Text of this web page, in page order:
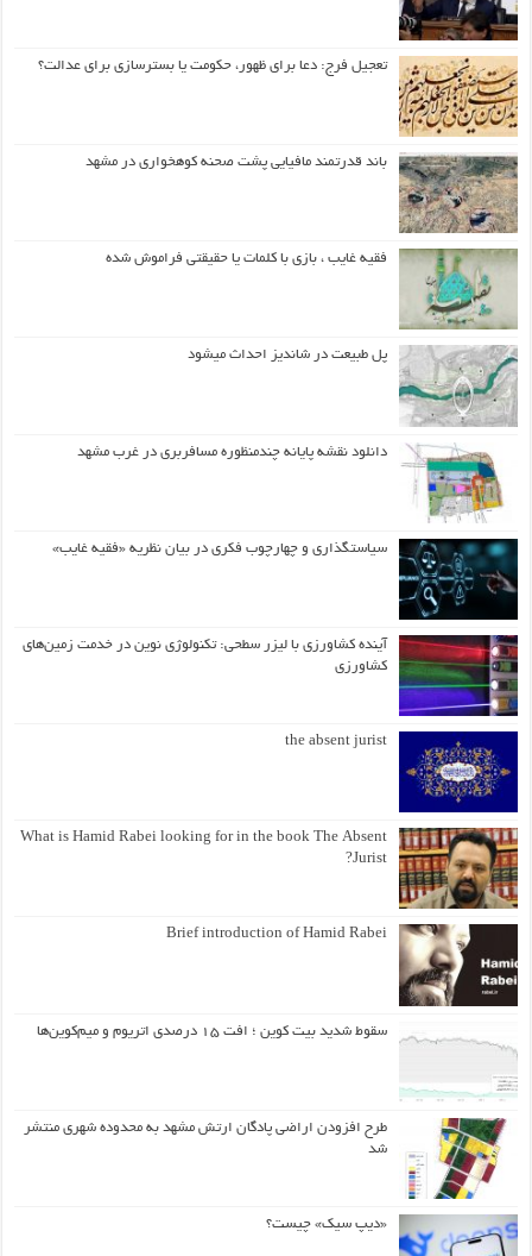
تعجیل فرج: دعا برای ظهور، حکومت یا بسترسازی برای عدالت؟
باند قدرتمند مافیایی پشت صحنه کوهخواری در مشهد
فقیه غایب ، بازی با کلمات یا حقیقتی فراموش شده
پل طبیعت در شاندیز احداث میشود
دانلود نقشه پایانه چندمنظوره مسافربری در غرب مشهد
سیاستگذاری و چهارچوب فکری در بیان نظریه «فقیه غایب»
آینده کشاورزی با لیزر سطحی: تکنولوژی نوین در خدمت زمین‌های
کشاورزی
the absent jurist
What is Hamid Rabei looking for in the book The Absent
Jurist?
Brief introduction of Hamid Rabei
سقوط شدید بیت کوین ؛ افت ۱۵ درصدی اتریوم و میم‌کوین‌ها
طرح افزودن اراضی پادگان ارتش مشهد به محدوده شهری منتشر
شد
«دیپ سیک» چیست؟